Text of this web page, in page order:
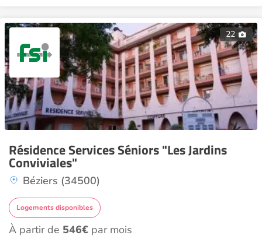
22
Résidence Services Séniors "Les Jardins
Conviviales"
Béziers (34500)
Logements disponibles
À partir de 546€ par mois